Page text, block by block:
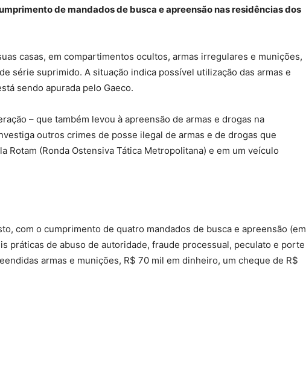
de mandados de busca e apreensão nas residências dos
casas, em compartimentos ocultos, armas irregulares e munições,
série suprimido. A situação indica possível utilização das armas e
sendo apurada pelo Gaeco.
– que também levou à apreensão de armas e drogas na
outros crimes de posse ilegal de armas e de drogas que
Rotam (Ronda Ostensiva Tática Metropolitana) e em um veículo
com o cumprimento de quatro mandados de busca e apreensão (em
práticas de abuso de autoridade, fraude processual, peculato e porte
armas e munições, R$ 70 mil em dinheiro, um cheque de R$